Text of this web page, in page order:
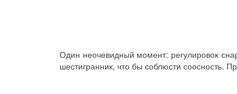
Один неочевидный момент: регулировок
шестигранник, что бы соблюсти соосность.